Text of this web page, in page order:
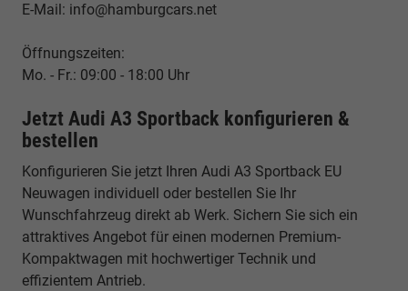
E-Mail: info@hamburgcars.net
Öffnungszeiten:
Mo. - Fr.: 09:00 - 18:00 Uhr
Jetzt Audi A3 Sportback konfigurieren &
bestellen
Konfigurieren Sie jetzt Ihren Audi A3 Sportback EU
Neuwagen individuell oder bestellen Sie Ihr
Wunschfahrzeug direkt ab Werk. Sichern Sie sich ein
attraktives Angebot für einen modernen Premium-
Kompaktwagen mit hochwertiger Technik und
effizientem Antrieb.